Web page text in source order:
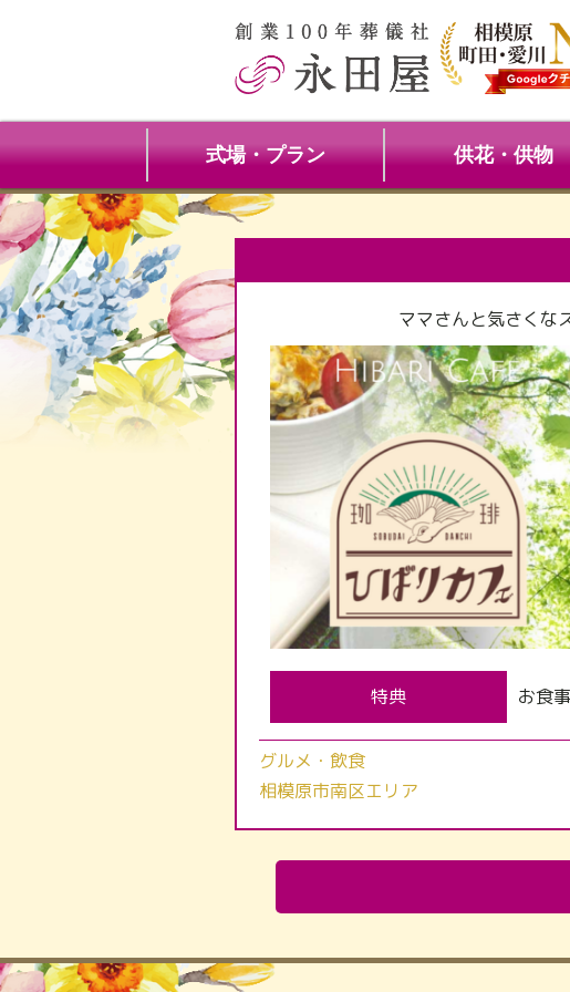
式場・プラン 供花・供物
ママさんと気さくな
特典 お食
グルメ・飲食
相模原市南区エリア